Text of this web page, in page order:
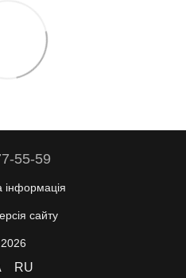
55-59
інформація
сайту
RU